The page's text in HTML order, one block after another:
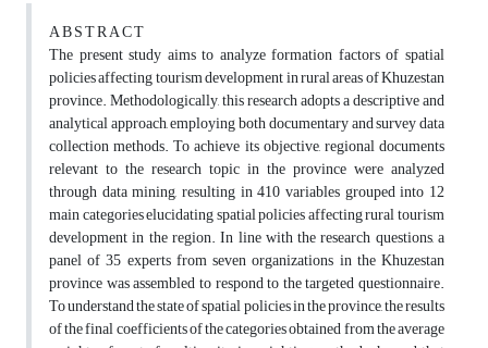
A B S T R A C T
The present study aims to analyze formation factors of spatial
policies affecting tourism development in rural areas of Khuzestan
province. Methodologically, this research adopts a descriptive and
analytical approach, employing both documentary and survey data
collection methods. To achieve its objective, regional documents
relevant to the research topic in the province were analyzed
through data mining, resulting in 410 variables grouped into 12
main categories elucidating spatial policies affecting rural tourism
development in the region. In line with the research questions, a
panel of 35 experts from seven organizations in the Khuzestan
province was assembled to respond to the targeted questionnaire.
To understand the state of spatial policies in the province, the results
of the final coefficients of the categories obtained from the average